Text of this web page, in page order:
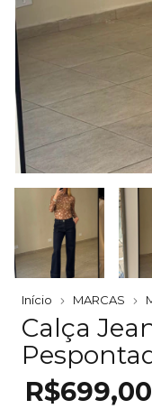
Início MARCAS
Calça
R$699,00